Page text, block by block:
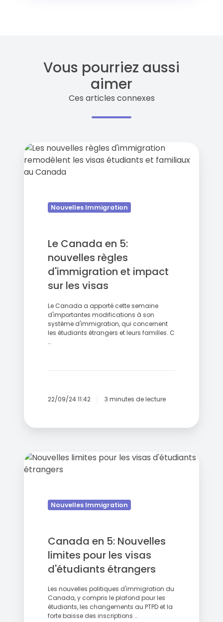
Vous pourriez aussi
aimer
Ces articles connexes
Le
Canada
en
impact
Nouvelles Immigration
Le Canada en 5:
nouvelles règles
d'immigration et impact
sur les visas
Le Canada a apporté cette semaine
d'importantes modifications à son
système d'immigration, qui concernent
les étudiants étrangers et leurs familles. C
…
22/09/24 11:42 3 minutes de lecture
Canada
en
d'étudiants
étrangers
Nouvelles Immigration
Canada en 5: Nouvelles
limites pour les visas
d'étudiants étrangers
Les nouvelles politiques d'immigration du
Canada, y compris le plafond pour les
étudiants, les changements au PTPD et la
forte baisse des inscriptions …